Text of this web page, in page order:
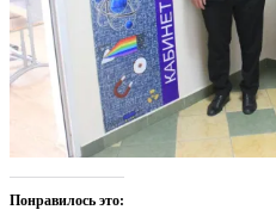
Понравилось это: